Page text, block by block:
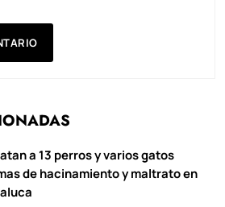
a 13 perros y varios gatos
de hacinamiento y maltrato en